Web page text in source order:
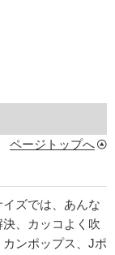
ページトップへ
ズでは、あんな
、カッコよく吹
ンポップス、Jポ